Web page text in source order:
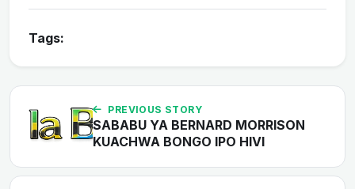
Tags:
PREVIOUS STORY
SABABU YA BERNARD MORRISON
KUACHWA BONGO IPO HIVI